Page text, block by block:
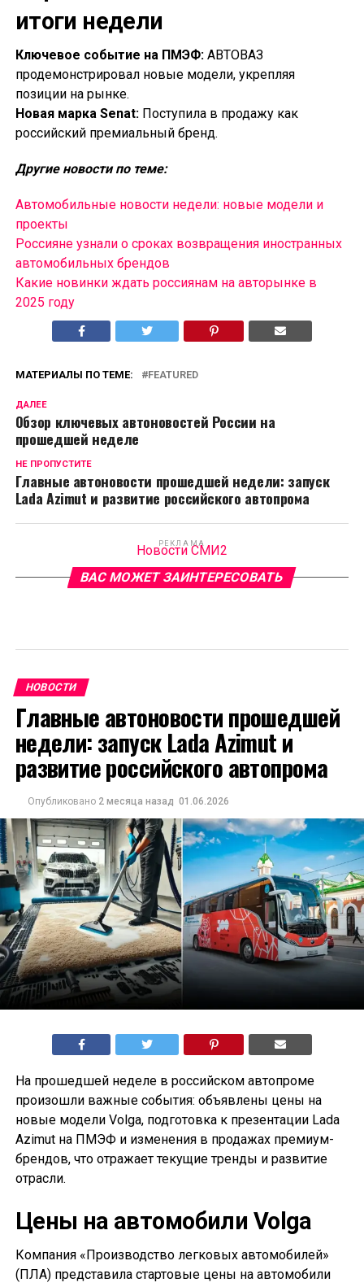
итоги недели
Ключевое событие на ПМЭФ:АВТОВАЗ
продемонстрировал новые модели, укрепляя
позиции на рынке.
Новая марка Senat:Поступила в продажу как
российский премиальный бренд.
Другие новости по теме:
Автомобильные новости недели: новые модели и
проекты
Россияне узнали о сроках возвращения иностранных
автомобильных брендов
Какие новинки ждать россиянам на авторынке в
2025 году
МАТЕРИАЛЫ ПО ТЕМЕ: FEATURED
ДАЛЕЕ
Обзор ключевых автоновостей России на
прошедшей неделе
НЕ ПРОПУСТИТЕ
Главные автоновости прошедшей недели: запуск
Lada Azimut и развитие российского автопрома
РЕКЛАМА
Новости СМИ2
ВАС МОЖЕТ ЗАИНТЕРЕСОВАТЬ
НОВОСТИ
Главные автоновости прошедшей
недели: запуск Lada Azimut и
развитие российского автопрома
Опубликовано 2 месяца назад 01.06.2026
На прошедшей неделе в российском автопроме
произошли важные события: объявлены цены на
новые модели Volga, подготовка к презентации Lada
Azimut на ПМЭФ и изменения в продажах премиум-
брендов, что отражает текущие тренды и развитие
отрасли.
Цены на автомобили Volga
Компания «Производство легковых автомобилей»
(ПЛА) представила стартовые цены на автомобили